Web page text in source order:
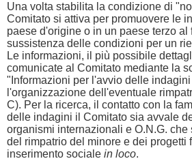
Una volta stabilita la condizione di
Comitato si attiva per promuovere le
paese d'origine o in un paese terzo al
sussistenza delle condizioni per un
Le informazioni, il più possibile
comunicate al Comitato mediante la
"Informazioni per l'avvio delle
l'organizzazione dell'eventuale
C). Per la ricerca, il contatto con la
delle indagini il Comitato sia avvale
organismi internazionali e O.N.G.
del rimpatrio del minore e dei progetti
inserimento sociale in loco.